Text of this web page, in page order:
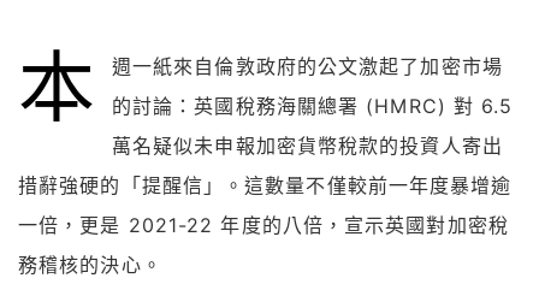
本 週一紙來自倫敦政府的公文激起了加密市場
的討論：英國稅務海關總署 (HMRC) 對 6.5
萬名疑似未申報加密貨幣稅款的投資人寄出
措辭強硬的「提醒信」。這數量不僅較前一年度暴增逾
一倍，更是 2021-22 年度的八倍，宣示英國對加密稅
務稽核的決心。